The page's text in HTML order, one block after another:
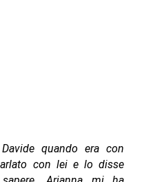
quando era con
con lei e lo disse